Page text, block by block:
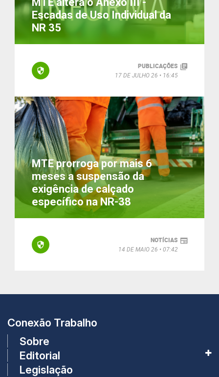
Escadas de Uso Individual da
NR 35
PUBLICAÇÕES
17 DE JULHO 26
16:45
MTE prorroga por mais 6
meses a suspensão da
exigência de calçado
específico na NR-38
NOTÍCIAS
14 DE MAIO 26
07:42
Conexão Trabalho
Sobre
Editorial
Legislação